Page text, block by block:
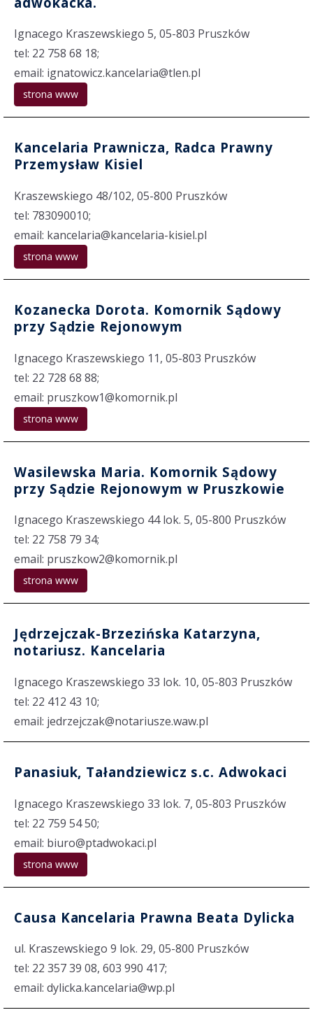
Ignacego Kraszewskiego 5, 05-803 Pruszków
tel: 22 758 68 18;
email: ignatowicz.kancelaria@tlen.pl
strona www
Kancelaria Prawnicza, Radca Prawny
Przemysław Kisiel
Kraszewskiego 48/102, 05-800 Pruszków
tel: 783090010;
email: kancelaria@kancelaria-kisiel.pl
strona www
Kozanecka Dorota. Komornik Sądowy
przy Sądzie Rejonowym
Ignacego Kraszewskiego 11, 05-803 Pruszków
tel: 22 728 68 88;
email: pruszkow1@komornik.pl
strona www
Wasilewska Maria. Komornik Sądowy
przy Sądzie Rejonowym w Pruszkowie
Ignacego Kraszewskiego 44 lok. 5, 05-800 Pruszków
tel: 22 758 79 34;
email: pruszkow2@komornik.pl
strona www
Jędrzejczak-Brzezińska Katarzyna,
notariusz. Kancelaria
Ignacego Kraszewskiego 33 lok. 10, 05-803 Pruszków
tel: 22 412 43 10;
email: jedrzejczak@notariusze.waw.pl
Panasiuk, Tałandziewicz s.c. Adwokaci
Ignacego Kraszewskiego 33 lok. 7, 05-803 Pruszków
tel: 22 759 54 50;
email: biuro@ptadwokaci.pl
strona www
Causa Kancelaria Prawna Beata Dylicka
ul. Kraszewskiego 9 lok. 29, 05-800 Pruszków
tel: 22 357 39 08, 603 990 417;
email: dylicka.kancelaria@wp.pl